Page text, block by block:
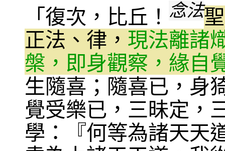
「復次，比丘！ 念法
正法、律， 現法離諸
槃，即身觀察，緣自
生隨喜；隨喜已，身
覺受樂已，三昧定，
學：『何等為諸天天